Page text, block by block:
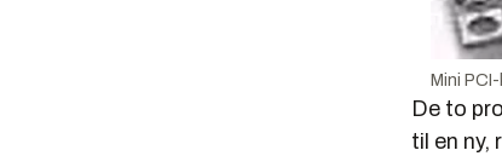
Mini
De to
til en ny,